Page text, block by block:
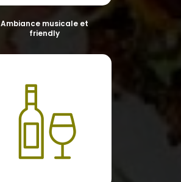
Ambiance musicale et
friendly